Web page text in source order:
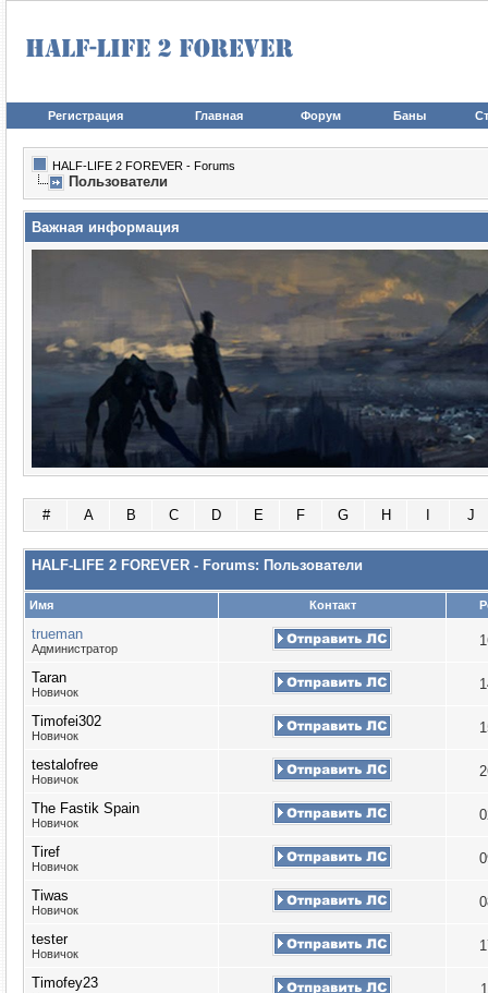
Регистрация Главная Форум Баны
HALF-LIFE 2 FOREVER - Forums
Пользователи
Важная информация
# A B C D E F G H J
HALF-LIFE 2 FOREVER - Forums: Пользователи
Имя Контакт
trueman
Администратор
Taran
Новичок
Timofei302
Новичок
testalofree
Новичок
The Fastik Spain
Новичок
Tiref
Новичок
Tiwas
Новичок
tester
Новичок
Timofey23